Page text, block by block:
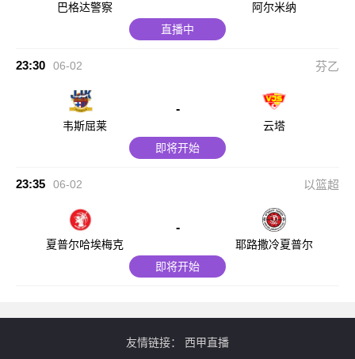
巴格达警察
阿尔米纳
直播中
23:30 06-02 芬乙
韦斯屈莱
-
云塔
即将开始
23:35 06-02 以篮超
夏普尔哈埃梅克
-
耶路撒冷夏普尔
即将开始
友情链接： 西甲直播